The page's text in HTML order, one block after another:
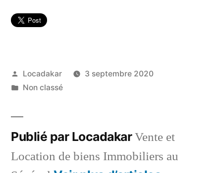
Publié
par
Locadakar
3 septembre 2020
Publié
Non classé
Publié par LocadakarVente et
Location de biens Immobiliers au